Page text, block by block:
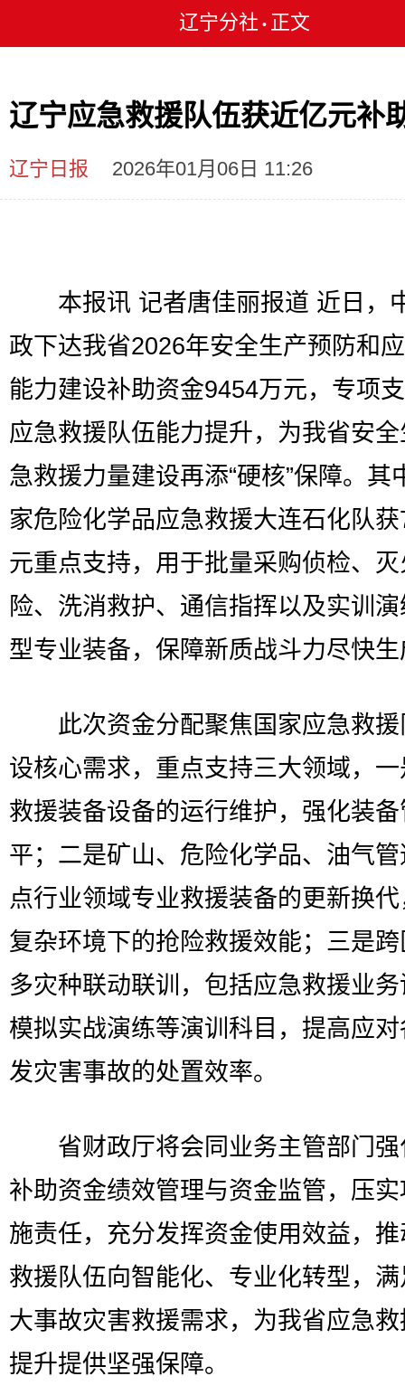
辽宁分社 • 正文
辽宁应急救援队伍获近亿元补
辽宁日报 2026年01月06日 11:26
本报讯 记者唐佳丽报道 近日，
政下达我省2026年安全生产预防和
能力建设补助资金9454万元，专项
应急救援队伍能力提升，为我省安
急救援力量建设再添“硬核”保障。其
家危险化学品应急救援大连石化队
元重点支持，用于批量采购侦检、
险、洗消救护、通信指挥以及实训
型专业装备，保障新质战斗力尽快
此次资金分配聚焦国家应急救援
设核心需求，重点支持三大领域，
救援装备设备的运行维护，强化装
平；二是矿山、危险化学品、油气
点行业领域专业救援装备的更新换
复杂环境下的抢险救援效能；三是
多灾种联动联训，包括应急救援业
模拟实战演练等演训科目，提高应
发灾害事故的处置效率。
省财政厅将会同业务主管部门强
补助资金绩效管理与资金监管，压
施责任，充分发挥资金使用效益，
救援队伍向智能化、专业化转型，
大事故灾害救援需求，为我省应急
提升提供坚强保障。